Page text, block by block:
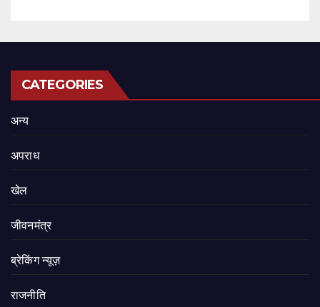
CATEGORIES
अन्य
अपराध
खेल
जीवनमंत्र
ब्रेकिंग न्यूज़
राजनीति